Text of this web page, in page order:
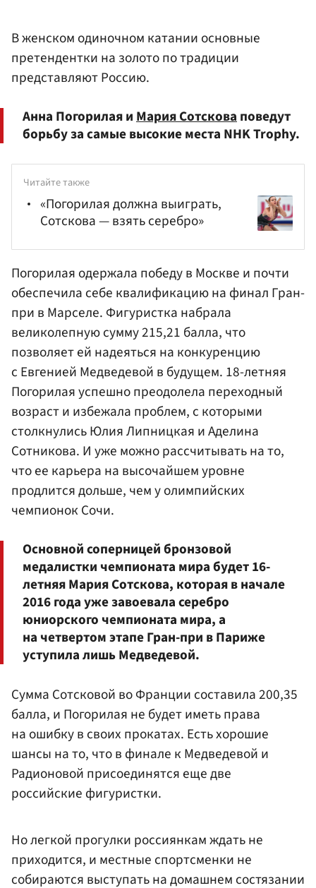
В женском одиночном катании основные
претендентки на золото по традиции
представляют Россию.
Анна Погорилая иМария Сотсковаповедут
борьбу за самые высокие места NHK Trophy.
Читайте также
«Погорилая должна выиграть,
Сотскова — взять серебро»
Погорилая одержала победу в Москве и почти
обеспечила себе квалификацию на финал Гран-
при в Марселе. Фигуристка набрала
великолепную сумму 215,21 балла, что
позволяет ей надеяться на конкуренцию
с Евгенией Медведевой в будущем. 18-летняя
Погорилая успешно преодолела переходный
возраст и избежала проблем, с которыми
столкнулисьЮлия Липницкая иАделина
Сотникова. И уже можно рассчитывать на то,
что ее карьера на высочайшем уровне
продлится дольше, чем у олимпийских
чемпионок Сочи.
Основной соперницей бронзовой
медалистки чемпионата мира будет 16-
летняя Мария Сотскова, которая в начале
2016 года уже завоевала серебро
юниорского чемпионата мира, а
на четвертом этапе Гран-при в Париже
уступила лишь Медведевой.
Сумма Сотсковой во Франции составила 200,35
балла, и Погорилая не будет иметь права
на ошибку в своих прокатах. Есть хорошие
шансы на то, что в финале к Медведевой и
Радионовой присоединятся еще две
российские фигуристки.
Но легкой прогулки россиянкам ждать не
приходится, и местные спортсменки не
собираются выступать на домашнем состязании